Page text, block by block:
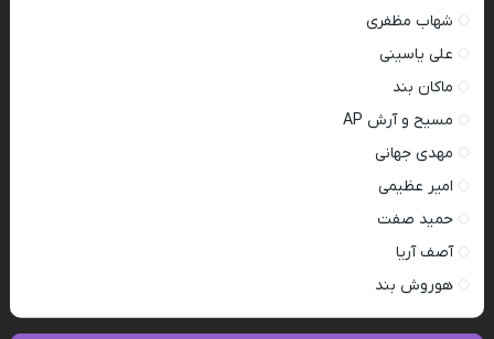
شهاب مظفری
علی یاسینی
ماکان بند
مسیح و آرش AP
مهدی جهانی
امیر عظیمی
حمید صفت
آصف آریا
هوروش بند